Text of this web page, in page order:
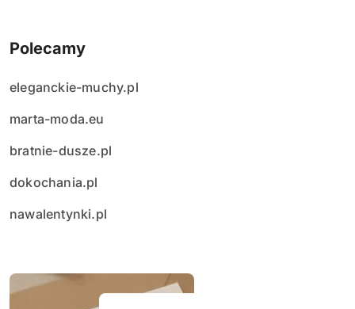
Polecamy
eleganckie-muchy.pl
marta-moda.eu
bratnie-dusze.pl
dokochania.pl
nawalentynki.pl